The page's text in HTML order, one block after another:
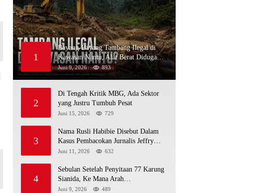
1
Bayang-Bayang Tambang Ilegal di
Kawasan Nantu, Alat Berat Diduga
Kembali Menembus Hutan Sapa
Juni 9, 2026 893
2
Di Tengah Kritik MBG, Ada Sektor
yang Justru Tumbuh Pesat
Juni 15, 2026 729
3
Nama Rusli Habibie Disebut Dalam
Kasus Pembacokan Jurnalis Jeffry
Rumampuk
Juni 11, 2026 632
4
Sebulan Setelah Penyitaan 77 Karung
Sianida, Ke Mana Arah
Penyidikannya?
Juni 9, 2026 489